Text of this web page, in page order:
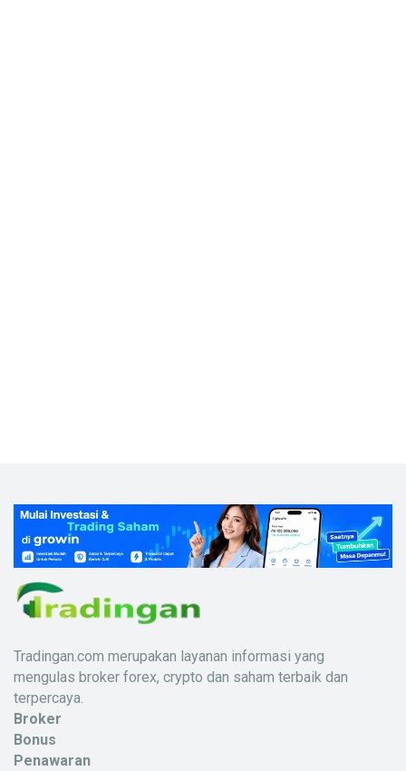
Tradingan.com merupakan layanan informasi yang
mengulas broker forex, crypto dan saham terbaik dan
terpercaya.
Broker
Bonus
Penawaran